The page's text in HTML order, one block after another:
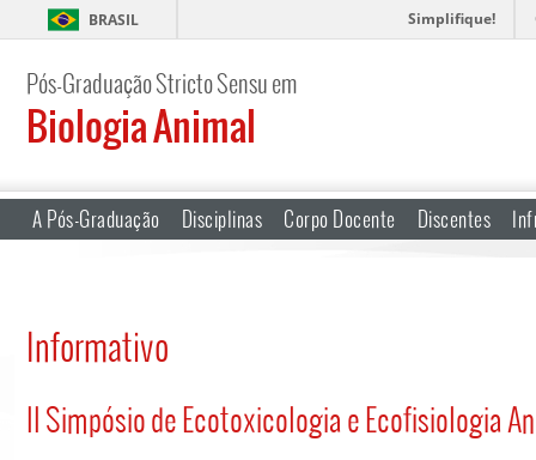
BRASIL Simplifique!
Pós-Graduação Stricto Sensu em
Biologia Animal
A Pós-Graduação Disciplinas Corpo Docente Discentes
Informativo
II Simpósio de Ecotoxicologia e Ecofisiologia